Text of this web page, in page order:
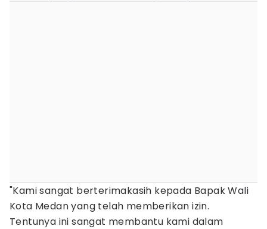
"Kami sangat berterimakasih kepada Bapak Wali
Kota Medan yang telah memberikan izin.
Tentunya ini sangat membantu kami dalam